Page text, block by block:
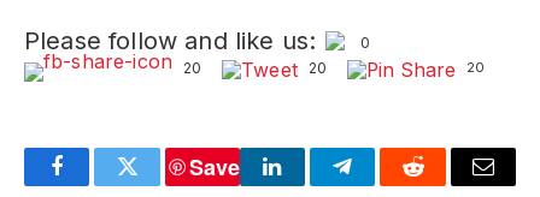
Please follow and like us:
0
20
20 20
FacebookTwitter
Save
LinkedInTelegramReddit Email